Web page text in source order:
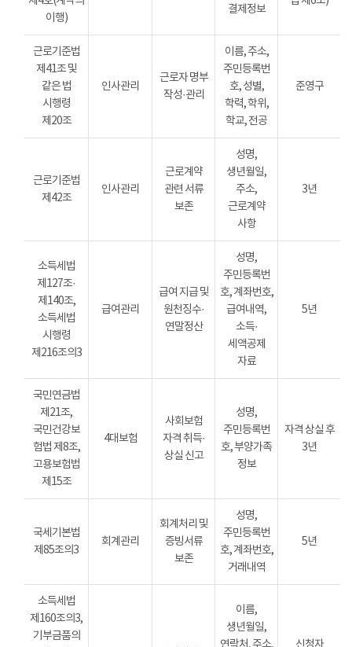
이행)
결제정보
근로기준법
제41조 및
같은 법
시행령
제20조
인사관리
근로자 명부
작성·관리
이름, 주소,
주민등록번
호, 성별,
학력, 학위,
학교, 전공
준영구
근로기준법
제42조
인사관리
근로계약
관련 서류
보존
성명,
생년월일,
주소,
근로계약
사항
3년
소득세법
제127조·
제140조,
소득세법
시행령
제216조의3
급여관리
급여 지급 및
원천징수·
연말정산
성명,
주민등록번
호, 계좌번호,
급여내역,
소득·
세액공제
자료
5년
국민연금법
제21조,
국민건강보
험법 제8조,
고용보험법
제15조
4대보험
사회보험
자격 취득·
상실 신고
성명,
주민등록번
호, 부양가족
정보
자격 상실 후
3년
국세기본법
제85조의3
회계관리
회계처리 및
증빙서류
보존
성명,
주민등록번
호, 계좌번호,
거래내역
5년
소득세법
제160조의3,
기부금품의
이름,
생년월일,
연락처, 주소,
신청자